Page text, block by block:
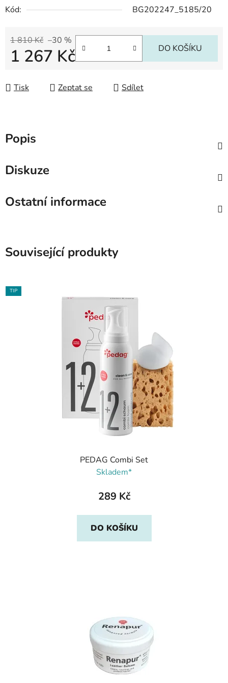
Kód:
BG202247_5185/20
1 810 Kč –30 %
1 267 Kč DO KOŠÍKU
Tisk Zeptat se Sdílet
Popis
Diskuze
Ostatní informace
Související produkty
TIP
PEDAG Combi Set
Skladem*
289 Kč
DO KOŠÍKU